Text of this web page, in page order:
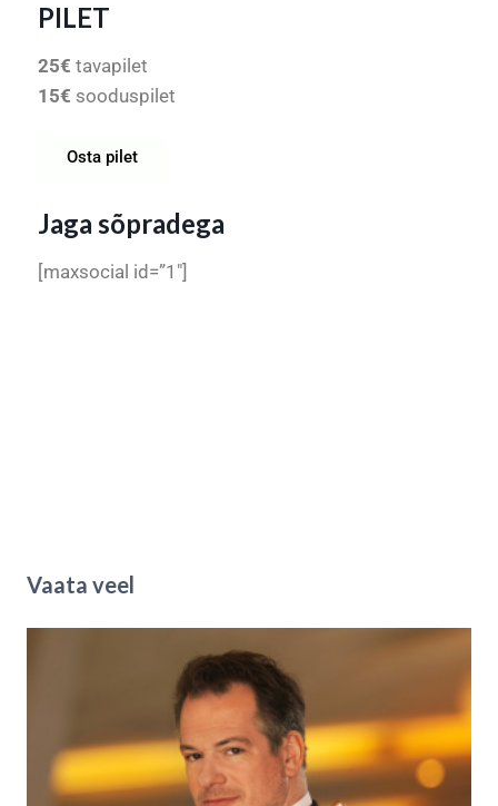
PILET
25€ tavapilet
15€ sooduspilet
Osta pilet
Jaga sõpradega
[maxsocial id=”1″]
Vaata veel